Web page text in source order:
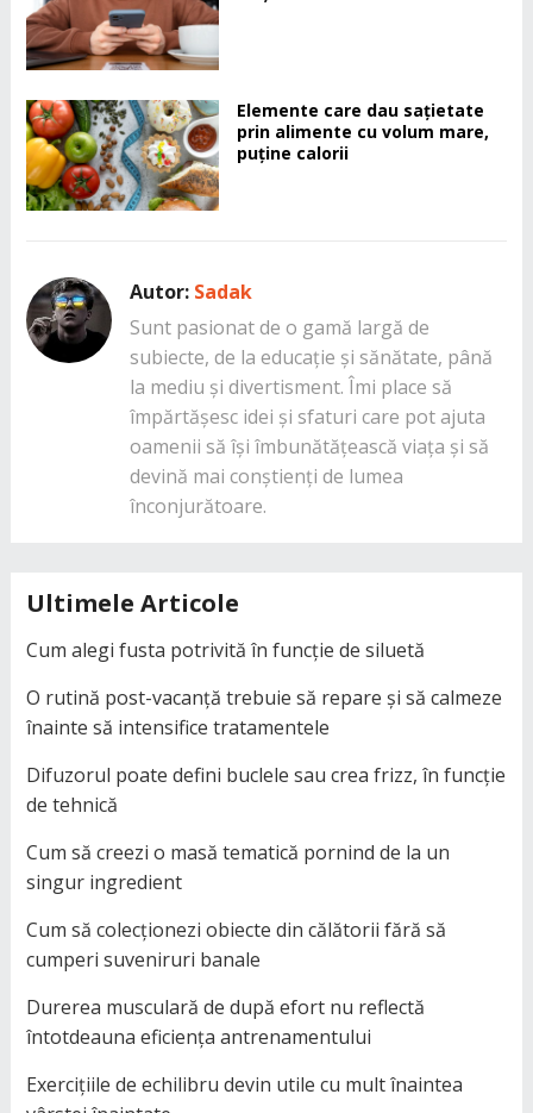
Elemente care dau sațietate
prin alimente cu volum mare,
puține calorii
Autor: Sadak
Sunt pasionat de o gamă largă de
subiecte, de la educație și sănătate, până
la mediu și divertisment. Îmi place să
împărtășesc idei și sfaturi care pot ajuta
oamenii să își îmbunătățească viața și să
devină mai conștienți de lumea
înconjurătoare.
Ultimele Articole
Cum alegi fusta potrivită în funcție de siluetă
O rutină post-vacanță trebuie să repare și să calmeze
înainte să intensifice tratamentele
Difuzorul poate defini buclele sau crea frizz, în funcție
de tehnică
Cum să creezi o masă tematică pornind de la un
singur ingredient
Cum să colecționezi obiecte din călătorii fără să
cumperi suveniruri banale
Durerea musculară de după efort nu reflectă
întotdeauna eficiența antrenamentului
Exercițiile de echilibru devin utile cu mult înaintea